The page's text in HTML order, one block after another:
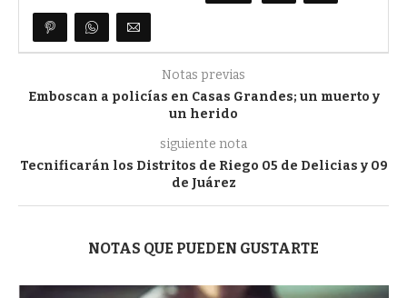
Notas previas
Emboscan a policías en Casas Grandes; un muerto y
un herido
siguiente nota
Tecnificarán los Distritos de Riego 05 de Delicias y 09
de Juárez
NOTAS QUE PUEDEN GUSTARTE